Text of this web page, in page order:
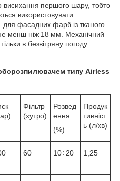
висихання першого шару, тобто
використовувати
фасадних фарб із тканого
менш ніж 18 мм. Механічний
в безвітряну погоду.
типу Аirless
Фільтр
(хутро)
Розвед
ення
(%)
Продук
тивніст
ь (л/хв)
60 10÷20 1,25